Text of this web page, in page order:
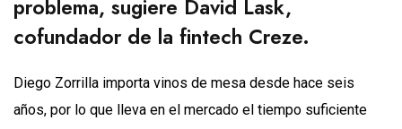
problema, sugiere David Lask,
cofundador de la fintech Creze.
Diego Zorrilla importa vinos de mesa desde hace seis
años, por lo que lleva en el mercado el tiempo suficiente